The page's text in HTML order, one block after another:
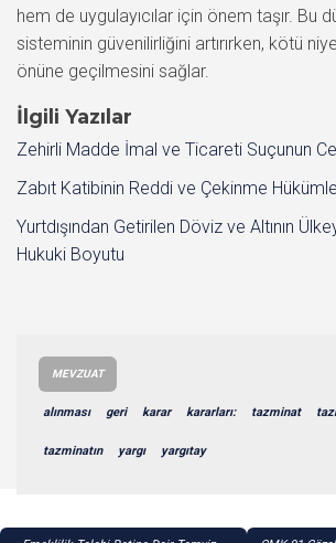
hem de uygulayıcılar için önem taşır. Bu
sisteminin güvenilirliğini artırırken, kötü
önüne geçilmesini sağlar.
İlgili Yazılar
Zehirli Madde İmal ve Ticareti Suçunun
Zabıt Katibinin Reddi ve Çekinme
Yurtdışından Getirilen Döviz ve Altının
Hukuki Boyutu
MEVZUAT
alınması geri karar kararları: tazminat
tazminatın yargı yargıtay